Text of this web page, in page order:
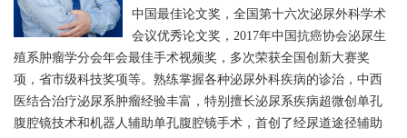
中国最佳论文奖，全国第十六次泌尿外科学术
会议优秀论文奖，2017年中国抗癌协会泌尿生
殖系肿瘤学分会年会最佳手术视频奖，多次荣获全国创新大赛奖
项，省市级科技奖项等。熟练掌握各种泌尿外科疾病的诊治，中西
医结合治疗泌尿系肿瘤经验丰富，特别擅长泌尿系疾病超微创单孔
腹腔镜技术和机器人辅助单孔腹腔镜手术，首创了经尿道途径辅助